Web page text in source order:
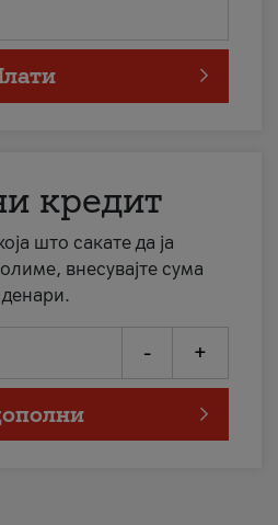
кредит
што сакате да ја
внесувајте сума
- +